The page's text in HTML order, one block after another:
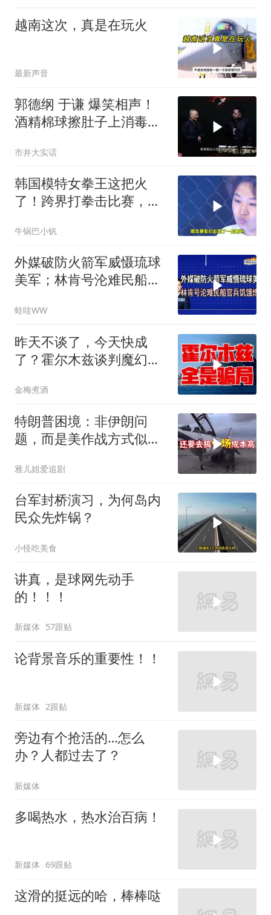
越南这次，真是在玩火
最新声音
郭德纲 于谦 爆笑相声！
酒精棉球擦肚子上消毒，
擦反了？
市井大实话
韩国模特女拳王这把火
了！跨界打拳击比赛，低
牛锅巴小钒
外媒破防火箭军威慑琉球
美军；林肯号沦难民船官
亮.栗正杰｜辣晚报
20260807
蛙哇WW
昨天不谈了，今天快成
了？霍尔木兹谈判魔幻反
金梅煮酒
特朗普困境：非伊朗问
题，而是美作战方式似苏
雅儿姐爱追剧
台军封桥演习，为何岛内
民众先炸锅？
小怪吃美食
讲真，是球网先动手
的！！！
新媒体 57跟贴
论背景音乐的重要性！！
新媒体 2跟贴
旁边有个抢活的…怎么
办？人都过去了？
新媒体
多喝热水，热水治百病！
新媒体 69跟贴
这滑的挺远的哈，棒棒哒